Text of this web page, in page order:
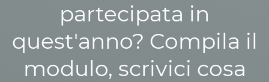
partecipata in
quest'anno? Compila il
modulo, scrivici cosa